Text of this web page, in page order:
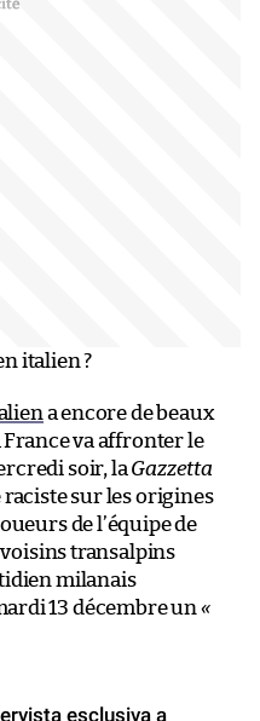
italien ?
a encore de beaux
va affronter le
soir, la Gazzetta
sur les origines
de l’équipe de
transalpins
milanais
13 décembre un «
esclusiva a